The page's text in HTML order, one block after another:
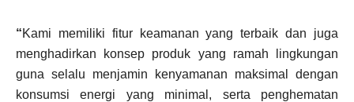
“Kami memiliki fitur keamanan yang terbaik dan juga
menghadirkan konsep produk yang ramah lingkungan
guna selalu menjamin kenyamanan maksimal dengan
konsumsi energi yang minimal, serta penghematan